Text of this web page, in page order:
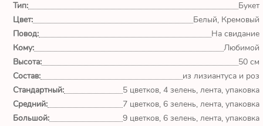
Мария
Тымовское,
Сахалинская
Спасибо сервису Flor-
world.ru, очень рада что
выбрала Вас. Букет
изумительный!
Тип:
Букет
Цвет:
Белый, Кремовый
Повод:
На свидание
Кому:
Любимой
Высота:
50 см
Состав:
из лизиантуса и роз
Стандартный:
5 цветков, 4 зелень, лента, упаковка
Средний:
7 цветков, 6 зелень, лента, упаковка
Большой:
9 цветков, 6 зелень, лента, упаковка